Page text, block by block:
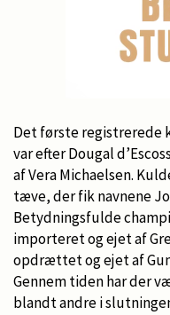
Det første registrerede
var efter Dougal
af Vera Michaelsen.
tæve, der fik navnene
Betydningsfulde
importeret og ejet af
opdrættet og ejet af
Gennem tiden har der
blandt andre i